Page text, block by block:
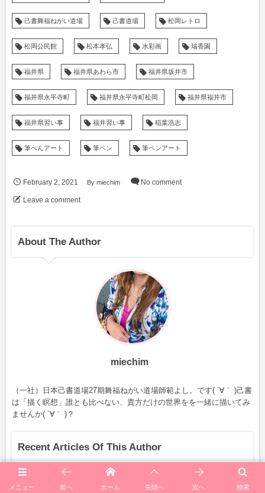
己書舞福ねがい道場 己書道場 松岡レトロ
松岡公民館 松本孝弘 水彩画 瑞香園
福井県 福井県あわら市 福井県坂井市
福井県永平寺町 福井県永平寺町松岡 福井県福井市
福井県習い事 福井習い事 稲葉浩志
筆ぺんアート 筆ペン 筆ペンアート
February 2 ,2021 Bymiechim No comment
Leave a comment
About The Author
miechim
（一社）日本己書道場27期舞福ねがい道場師範よし。です( ´∀｀ )己書
は「描く瞑想」誰とも比べない、貴方だけの世界をを一緒に描いてみ
ませんか( ´∀｀ )？
Recent Articles Of This Author
2025年11月7日
メニュー 検索
前へ ホーム 先頭へ 次へ